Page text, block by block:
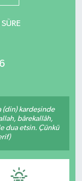
(din) kardeşinde
bârekallâh,
dua etsin. Çünkü